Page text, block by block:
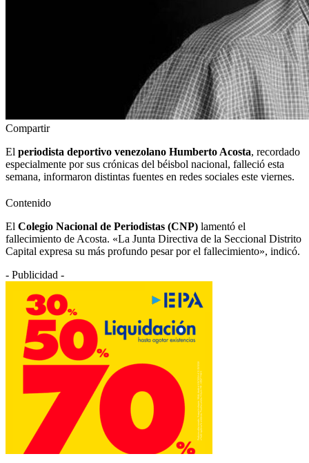
Compartir
El periodista deportivo venezolano Humberto Acosta, recordado
especialmente por sus crónicas del béisbol nacional, falleció esta
semana, informaron distintas fuentes en redes sociales este viernes.
Contenido
El Colegio Nacional de Periodistas (CNP) lamentó el
fallecimiento de Acosta. «La Junta Directiva de la Seccional Distrito
Capital expresa su más profundo pesar por el fallecimiento», indicó.
- Publicidad -